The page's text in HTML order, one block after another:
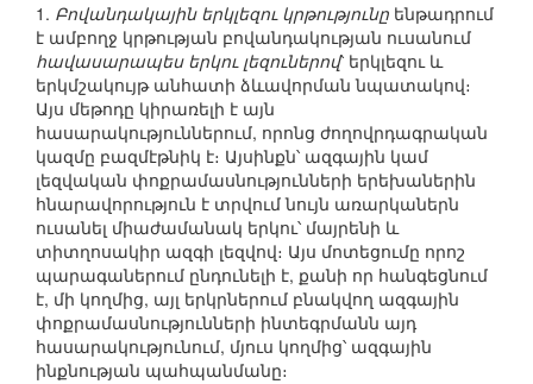
1. Բովանդակային երկլեզու կրթությունը ենթադրում
է ամբողջ կրթության բովանդակության ուսանում
հավասարապես երկու լեզուներով՝ երկլեզու և
երկմշակույթ անհատի ձևավորման նպատակով։
Այս մեթոդը կիրառելի է այն
հասարակություններում, որոնց ժողովրդագրական
կազմը բազմէթնիկ է։ Այսինքն՝ ազգային կամ
լեզվական փոքրամասնությունների երեխաներին
հնարավորություն է տրվում նույն առարկաներն
ուսանել միաժամանակ երկու՝ մայրենի և
տիտղոսակիր ազգի լեզվով։ Այս մոտեցումը որոշ
պարագաներում ընդունելի է, քանի որ հանգեցնում
է, մի կողմից, այլ երկրներում բնակվող ազգային
փոքրամասնությունների ինտեգրմանն այդ
հասարակությունում, մյուս կողմից՝ ազգային
ինքնության պահպանմանը։